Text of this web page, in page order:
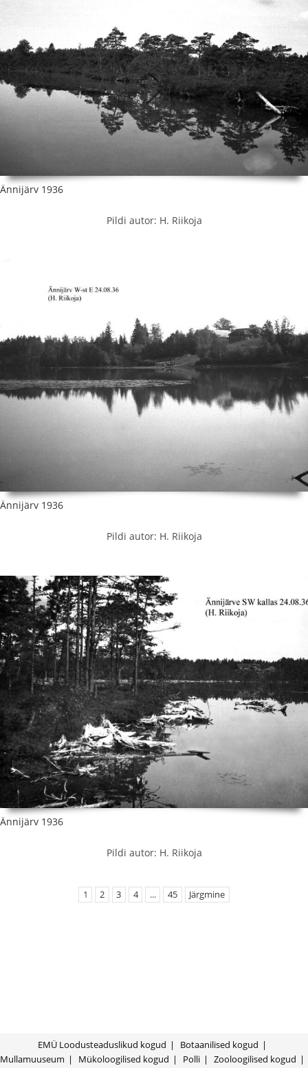
Ännijärv 1936
Pildi autor: H. Riikoja
Ännijärv 1936
Pildi autor: H. Riikoja
Ännijärv 1936
Pildi autor: H. Riikoja
1 2 3 4 ... 45 Järgmine
EMÜ Loodusteaduslikud kogud
Botaanilised kogud
Mullamuuseum
Mükoloogilised kogud Polli
Zooloogilised kogud